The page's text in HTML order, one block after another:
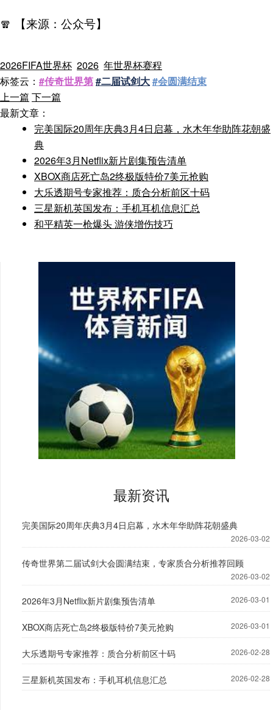
🧣 【来源：公众号】
2026FIFA世界杯 2026 年世界杯赛程
标签云： #传奇世界第#二届试剑大#会圆满结束
上一篇 下一篇
最新文章：
完美国际20周年庆典3月4日启幕，水木年华助阵花朝盛
典
2026年3月Netflix新片剧集预告清单
XBOX商店死亡岛2终极版特价7美元抢购
大乐透期号专家推荐：质合分析前区十码
三星新机英国发布：手机耳机信息汇总
和平精英一枪爆头 游侠增伤技巧
最新资讯
完美国际20周年庆典3月4日启幕，水木年华助阵花朝盛典
2026-03-02
传奇世界第二届试剑大会圆满结束，专家质合分析推荐回顾
2026-03-02
2026年3月Netflix新片剧集预告清单 2026-03-01
XBOX商店死亡岛2终极版特价7美元抢购 2026-03-01
大乐透期号专家推荐：质合分析前区十码 2026-02-28
三星新机英国发布：手机耳机信息汇总 2026-02-28